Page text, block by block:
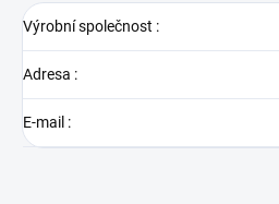
Výrobní společnost :
Adresa :
E-mail :